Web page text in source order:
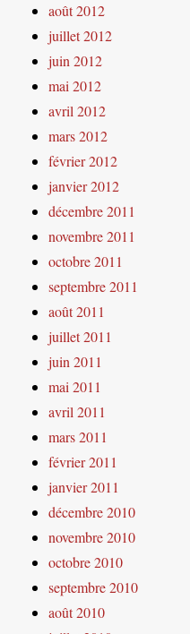
août 2012
juillet 2012
juin 2012
mai 2012
avril 2012
mars 2012
février 2012
janvier 2012
décembre 2011
novembre 2011
octobre 2011
septembre 2011
août 2011
juillet 2011
juin 2011
mai 2011
avril 2011
mars 2011
février 2011
janvier 2011
décembre 2010
novembre 2010
octobre 2010
septembre 2010
août 2010